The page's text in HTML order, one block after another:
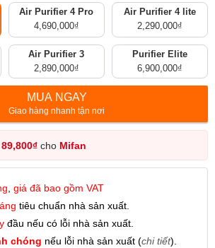
Air Purifier 4 Pro
4,690,000₫
Air Purifier 4 lite
2,290,000₫
Air Purifier 3
2,890,000₫
Purifier Elite
6,900,000₫
MUA NGAY
Giao hàng nhanh tận nơi
89,800₫ cho Mifan
, giá đã bao gồm VAT
tiêu chuẩn nhà sản xuất.
đầu nếu có lỗi nhà sản xuất.
chóng nếu lỗi nhà sản xuất (chi tiết).